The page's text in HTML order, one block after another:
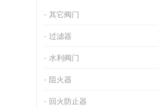
其它阀门
过滤器
水利阀门
阻火器
回火防止器